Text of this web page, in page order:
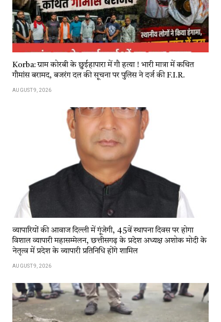
Korba: ग्राम कोरबी के छुईहापारा में गौ हत्या ! भारी मात्रा में कथित
गौमांस बरामद, बजरंग दल की सूचना पर पुलिस ने दर्ज की F.I.R.
AUGUST 9, 2026
व्यापारियों की आवाज दिल्ली में गूंजेगी, 45वें स्थापना दिवस पर होगा
विशाल व्यापारी महासम्मेलन, छत्तीसगढ़ के प्रदेश अध्यक्ष अशोक मोदी के
नेतृत्व में प्रदेश के व्यापारी प्रतिनिधि होंगे शामिल
AUGUST 9, 2026